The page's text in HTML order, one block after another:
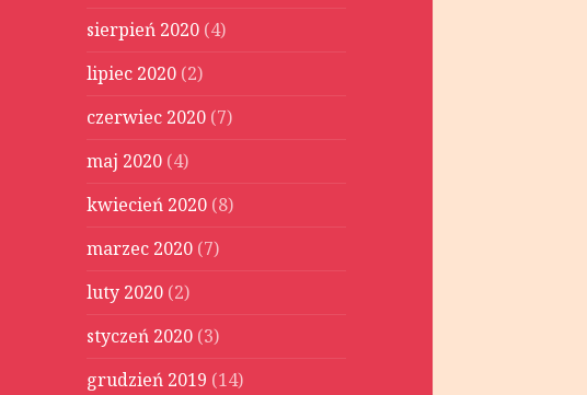
sierpień 2020 (4)
lipiec 2020 (2)
czerwiec 2020 (7)
maj 2020 (4)
kwiecień 2020 (8)
marzec 2020 (7)
luty 2020 (2)
styczeń 2020 (3)
grudzień 2019 (14)